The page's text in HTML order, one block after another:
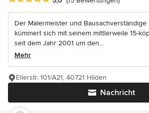
Der Malermeister und Bausachverständige
kümmert sich mit seinem mittlerweile 15-
seit dem Jahr 2001 um den...
Mehr
Nachricht
Ellerstr. 101/A21, 40721 Hilden